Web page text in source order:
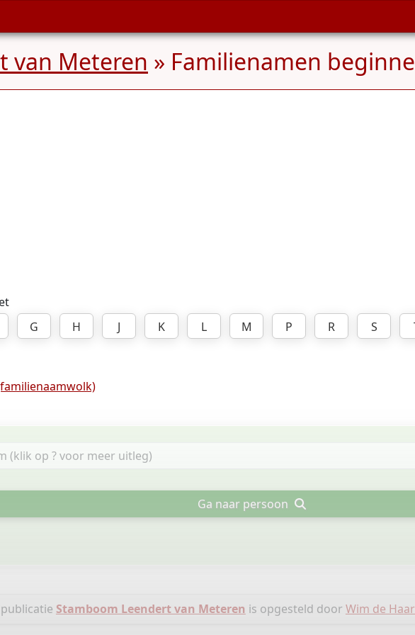
van Meteren » Familienamen
G H J K L M P R S
Ga naar persoon
Stamboom Leendert van Meteren is opgesteld door Wim de